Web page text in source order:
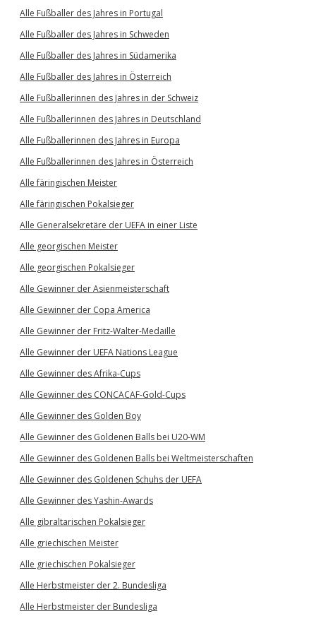
Alle Fußballer des Jahres in Portugal
Alle Fußballer des Jahres in Schweden
Alle Fußballer des Jahres in Südamerika
Alle Fußballer des Jahres in Österreich
Alle Fußballerinnen des Jahres in der Schweiz
Alle Fußballerinnen des Jahres in Deutschland
Alle Fußballerinnen des Jahres in Europa
Alle Fußballerinnen des Jahres in Österreich
Alle färingischen Meister
Alle färingischen Pokalsieger
Alle Generalsekretäre der UEFA in einer Liste
Alle georgischen Meister
Alle georgischen Pokalsieger
Alle Gewinner der Asienmeisterschaft
Alle Gewinner der Copa America
Alle Gewinner der Fritz-Walter-Medaille
Alle Gewinner der UEFA Nations League
Alle Gewinner des Afrika-Cups
Alle Gewinner des CONCACAF-Gold-Cups
Alle Gewinner des Golden Boy
Alle Gewinner des Goldenen Balls bei U20-WM
Alle Gewinner des Goldenen Balls bei Weltmeisterschaften
Alle Gewinner des Goldenen Schuhs der UEFA
Alle Gewinner des Yashin-Awards
Alle gibraltarischen Pokalsieger
Alle griechischen Meister
Alle griechischen Pokalsieger
Alle Herbstmeister der 2. Bundesliga
Alle Herbstmeister der Bundesliga